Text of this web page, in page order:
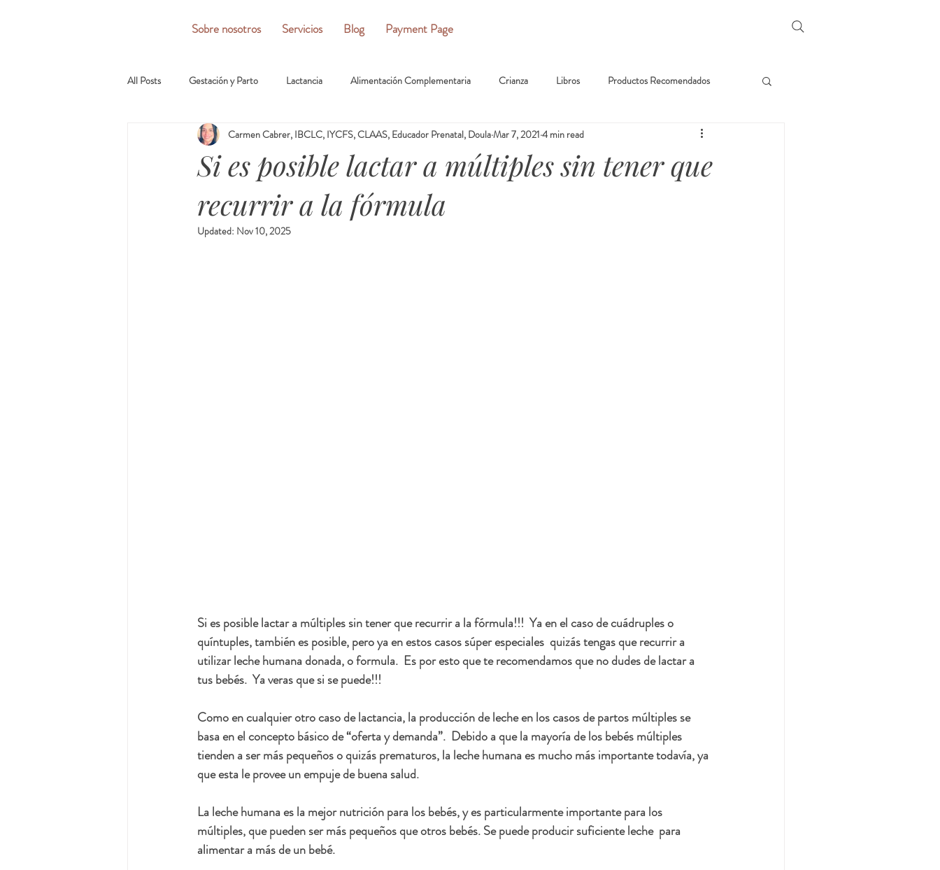
Sobre nosotros Servicios Blog Payment Page
All Posts Gestación y Parto Lactancia Alimentación Complementaria Crianza Libros Productos Recomendados
Si es posible lactar a múltiples sin tener que
recurrir a la fórmula
Carmen Cabrer, IBCLC, IYCFS, CLAAS, Educador Prenatal, DoulaMar 7, 2021 4 min read
Updated: Nov 10, 2025
Si es posible lactar a múltiples sin tener que recurrir a la fórmula!!!  Ya en el caso de cuádruples o
quíntuples, también es posible, pero ya en estos casos súper especiales  quizás tengas que recurrir a
utilizar leche humana donada, o formula.  Es por esto que te recomendamos que no dudes de lactar a
tus bebés.  Ya veras que si se puede!!!
Como en cualquier otro caso de lactancia, la producción de leche en los casos de partos múltiples se
basa en el concepto básico de “oferta y demanda”.  Debido a que la mayoría de los bebés múltiples
tienden a ser más pequeños o quizás prematuros, la leche humana es mucho más importante todavía, ya
que esta le provee un empuje de buena salud.
La leche humana es la mejor nutrición para los bebés, y es particularmente importante para los
múltiples, que pueden ser más pequeños que otros bebés. Se puede producir suficiente leche  para
alimentar a más de un bebé.